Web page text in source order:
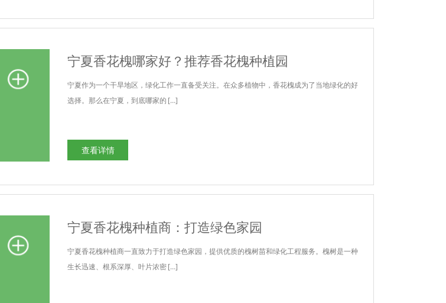
宁夏香花槐哪家好？推荐香花槐种植园
宁夏作为一个干旱地区，绿化工作一直备受关注。在众多植物中，香花槐成为了当地绿化的好
选择。那么在宁夏，到底哪家的 […]
查看详情
宁夏香花槐种植商：打造绿色家园
宁夏香花槐种植商一直致力于打造绿色家园，提供优质的槐树苗和绿化工程服务。槐树是一种
生长迅速、根系深厚、叶片浓密 […]